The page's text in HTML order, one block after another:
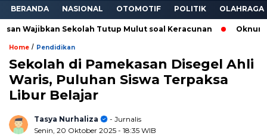
BERANDA NASIONAL OTOMOTIF POLITIK OLAHRAGA
Sekolah Tutup Mulut soal Keracunan Oknum Polwan
Home / Pendidikan
Sekolah di Pamekasan Disegel Ahli
Waris, Puluhan Siswa Terpaksa
Libur Belajar
Tasya Nurhaliza
- Jurnalis
Senin, 20 Oktober 2025 - 18:35 WIB